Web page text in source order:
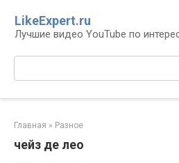
контенту
LikeExpert.ru
Лучшие видео YouTube по
Главная » Разное
чейз де лео